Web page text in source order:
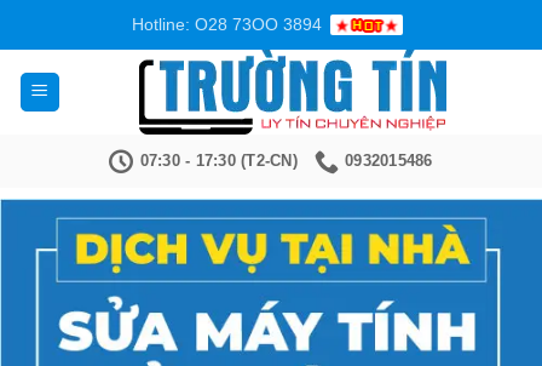
nội
dung
Hotline: O28 73OO 3894
07:30 - 17:30 (T2-CN) 0932015486